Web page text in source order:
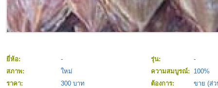
ยี่ห้อ: - รุ่น:
-
สภาพ:
ใหม่ ความสมบูรณ์:
100%
ราคา:
300 บาท ต้องการ:
ขาย (ส่